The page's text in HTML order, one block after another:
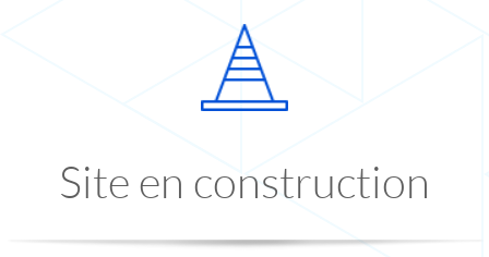
Site en construction